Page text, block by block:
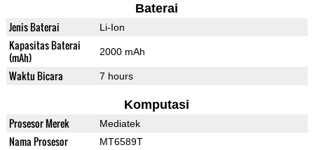
Baterai
Jenis Baterai Li-Ion
Kapasitas Baterai
(mAh)
2000 mAh
Waktu Bicara 7 hours
Komputasi
Prosesor Merek Mediatek
Nama Prosesor MT6589T